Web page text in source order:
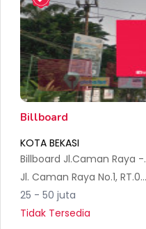
Billboard
KOTA BEKASI
Billboard
Jl. Caman Raya No.1, RT.001/RW.011, Jatibening, Kec. Pd. Gede, Kota Bks, Jawa Barat 17412, Indonesia
25 - 50 juta
Tidak Tersedia